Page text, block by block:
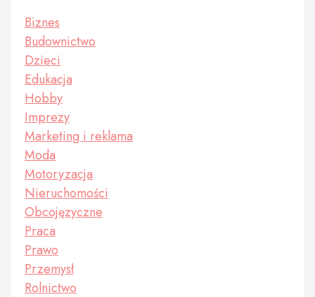
Biznes
Budownictwo
Dzieci
Edukacja
Hobby
Imprezy
Marketing i reklama
Moda
Motoryzacja
Nieruchomości
Obcojęzyczne
Praca
Prawo
Przemysł
Rolnictwo